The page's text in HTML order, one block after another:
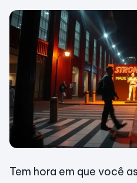
Tem hora em que você